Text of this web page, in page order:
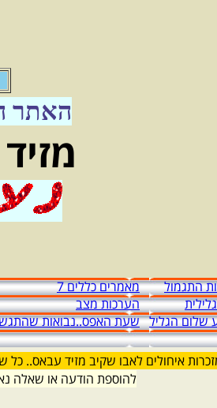
האתר
התגמול מאמרים כללים 7
הערכות מצב
שלום הגליל שעת האפס..נבואות
איחולים לאבו שקיב מזיד עבאס..
להוספת הודעה או שאלה